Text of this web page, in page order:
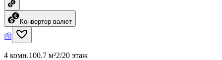
Конвертер валют
4 комн.100.7 м²2/20 этаж